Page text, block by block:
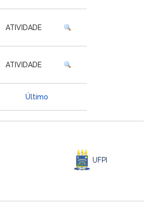
ATIVIDADE
ATIVIDADE
Último
UFPI